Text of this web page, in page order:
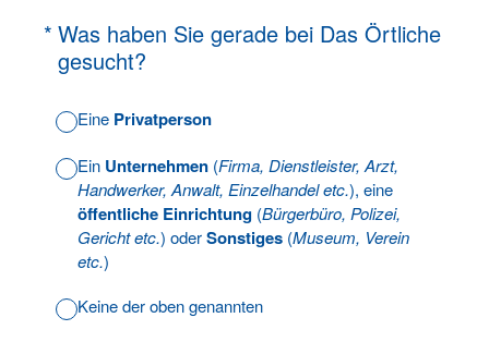
* Was haben Sie gerade bei Das Örtliche
gesucht?
(Erforderlich.)
Eine Privatperson
Ein Unternehmen (Firma, Dienstleister, Arzt,
Handwerker, Anwalt, Einzelhandel etc.), eine
öffentliche Einrichtung (Bürgerbüro, Polizei,
Gericht etc.) oderSonstiges (Museum, Verein
etc.)
Keine der oben genannten